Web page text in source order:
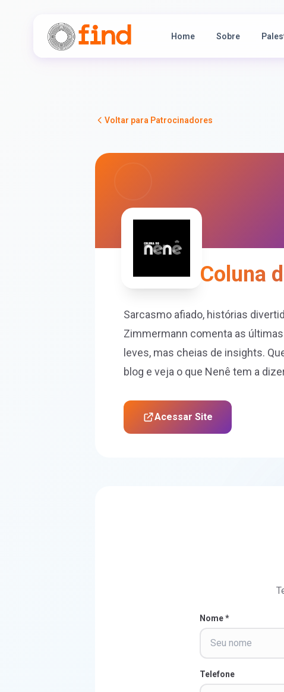
Home Sobre
Voltar para Patrocinadores
Coluna
Sarcasmo afiado, histórias
Zimmermann comenta as
leves, mas cheias de insights.
blog e veja o que Nenê tem a
Acessar Site
Nome *
Telefone